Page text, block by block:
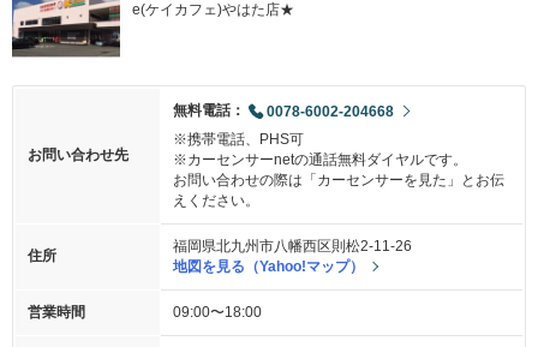
e(ケイカフェ)やはた店★
お問い合わせ先
無料電話：
0078-6002-204668
※携帯電話、PHS可
※カーセンサーnetの通話無料ダイヤルです。
お問い合わせの際は「カーセンサーを見た」とお伝
えください。
住所
福岡県北九州市八幡西区則松2-11-26
地図を見る（Yahoo!マップ）
営業時間 09:00〜18:00